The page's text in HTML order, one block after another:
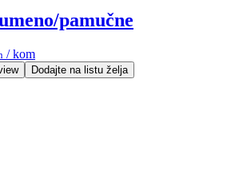
pamučne
/ kom
Dodajte na listu želja